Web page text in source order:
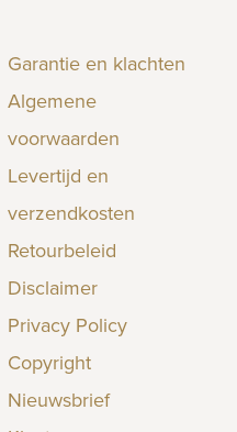
Garantie en klachten
Algemene
voorwaarden
Levertijd en
verzendkosten
Retourbeleid
Disclaimer
Privacy Policy
Copyright
Nieuwsbrief